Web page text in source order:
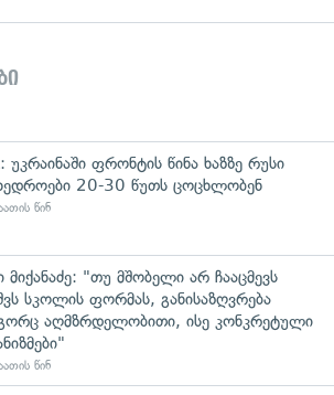
უკრაინაში ფრონტის წინა ხაზზე რუსი
20-30 წუთს ცოცხლობენ
წინ
მიქანაძე: "თუ მშობელი არ ჩააცმევს
სკოლის ფორმას, განისაზღვრება
აღმზრდელობითი, ისე კონკრეტული
წინ